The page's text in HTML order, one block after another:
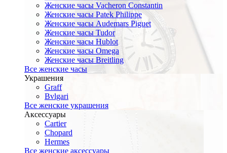
Женские часы Vacheron Constantin
Женские часы Patek Philippe
Женские часы Audemars Piguet
Женские часы Tudor
Женские часы Hublot
Женские часы Omega
Женские часы Breitling
Все женские часы
Украшения
Graff
Bvlgari
Все женские украшения
Аксессуары
Cartier
Chopard
Hermes
Все женские аксессуары